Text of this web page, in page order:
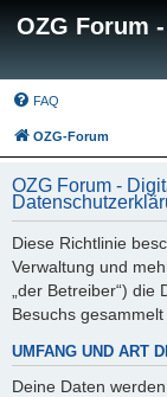
OZG Forum
FAQ
OZG-Forum
OZG Forum -
Diese Richtlinie
Verwaltung und
„der Betreiber“)
Besuchs gesammelt
UMFANG UND ART
Deine Daten